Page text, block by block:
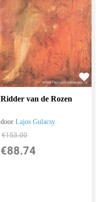
Ridder van de Rozen
doorLajos Gulacsy
€153.00
€88.74